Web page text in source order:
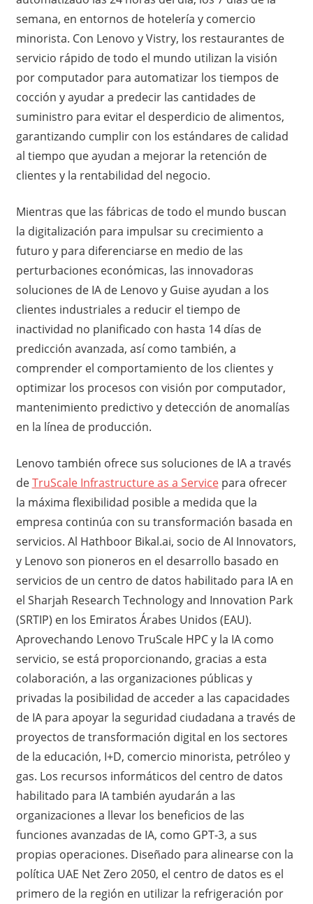
semana, en entornos de hotelería y comercio
minorista. Con Lenovo y Vistry, los restaurantes de
servicio rápido de todo el mundo utilizan la visión
por computador para automatizar los tiempos de
cocción y ayudar a predecir las cantidades de
suministro para evitar el desperdicio de alimentos,
garantizando cumplir con los estándares de calidad
al tiempo que ayudan a mejorar la retención de
clientes y la rentabilidad del negocio.
Mientras que las fábricas de todo el mundo buscan
la digitalización para impulsar su crecimiento a
futuro y para diferenciarse en medio de las
perturbaciones económicas, las innovadoras
soluciones de IA de Lenovo y Guise ayudan a los
clientes industriales a reducir el tiempo de
inactividad no planificado con hasta 14 días de
predicción avanzada, así como también, a
comprender el comportamiento de los clientes y
optimizar los procesos con visión por computador,
mantenimiento predictivo y detección de anomalías
en la línea de producción.
Lenovo también ofrece sus soluciones de IA a través
deTruScale Infrastructure as a Servicepara ofrecer
la máxima flexibilidad posible a medida que la
empresa continúa con su transformación basada en
servicios. Al Hathboor Bikal.ai, socio de AI Innovators,
y Lenovo son pioneros en el desarrollo basado en
servicios de un centro de datos habilitado para IA en
el Sharjah Research Technology and Innovation Park
(SRTIP) en los Emiratos Árabes Unidos (EAU).
Aprovechando Lenovo TruScale HPC y la IA como
servicio, se está proporcionando, gracias a esta
colaboración, a las organizaciones públicas y
privadas la posibilidad de acceder a las capacidades
de IA para apoyar la seguridad ciudadana a través de
proyectos de transformación digital en los sectores
de la educación, I+D, comercio minorista, petróleo y
gas. Los recursos informáticos del centro de datos
habilitado para IA también ayudarán a las
organizaciones a llevar los beneficios de las
funciones avanzadas de IA, como GPT-3, a sus
propias operaciones. Diseñado para alinearse con la
política UAE Net Zero 2050, el centro de datos es el
primero de la región en utilizar la refrigeración por